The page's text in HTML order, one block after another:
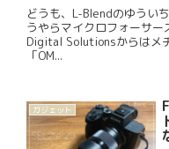
どうも、L-Blendのゆうい
うやらマイクロフォーサー
Digital Solutionsからはメ
「OM...
ガジェット